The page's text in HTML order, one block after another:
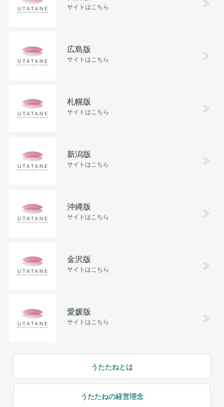
サイトはこちら
広島版
サイトはこちら
札幌版
サイトはこちら
新潟版
サイトはこちら
沖縄版
サイトはこちら
金沢版
サイトはこちら
愛媛版
サイトはこちら
うたたねとは
うたたねの経営理念